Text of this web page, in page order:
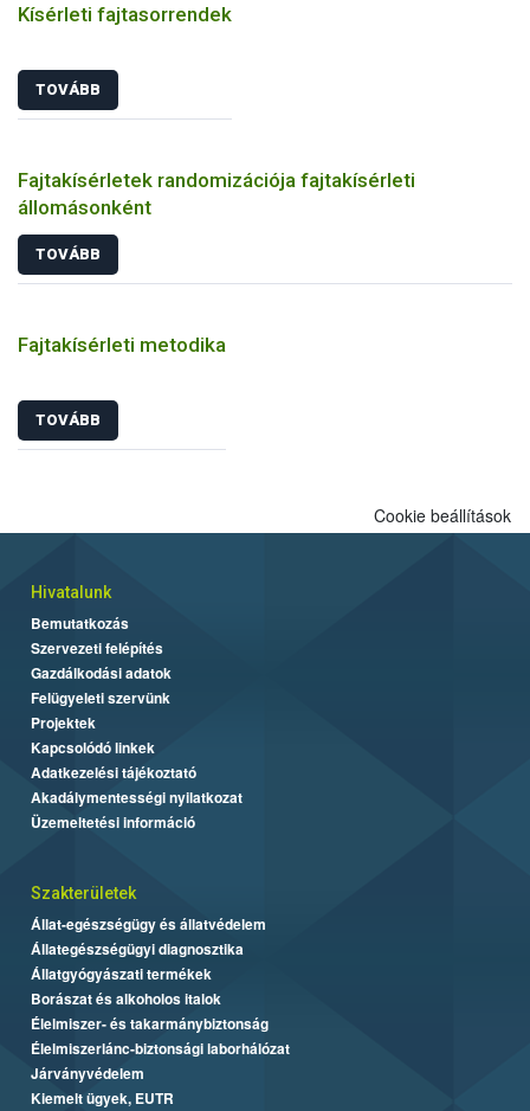
Kísérleti fajtasorrendek
TOVÁBB
Fajtakísérletek randomizációja fajtakísérleti
állomásonként
TOVÁBB
Fajtakísérleti metodika
TOVÁBB
Cookie beállítások
Hivatalunk
Bemutatkozás
Szervezeti felépítés
Gazdálkodási adatok
Felügyeleti szervünk
Projektek
Kapcsolódó linkek
Adatkezelési tájékoztató
Akadálymentességi nyilatkozat
Üzemeltetési információ
Szakterületek
Állat-egészségügy és állatvédelem
Állategészségügyi diagnosztika
Állatgyógyászati termékek
Borászat és alkoholos italok
Élelmiszer- és takarmánybiztonság
Élelmiszerlánc-biztonsági laborhálózat
Járványvédelem
Kiemelt ügyek, EUTR